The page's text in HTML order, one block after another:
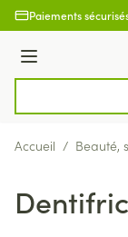
Aller au contenu
Paiements
Menu
Accueil / Beauté,